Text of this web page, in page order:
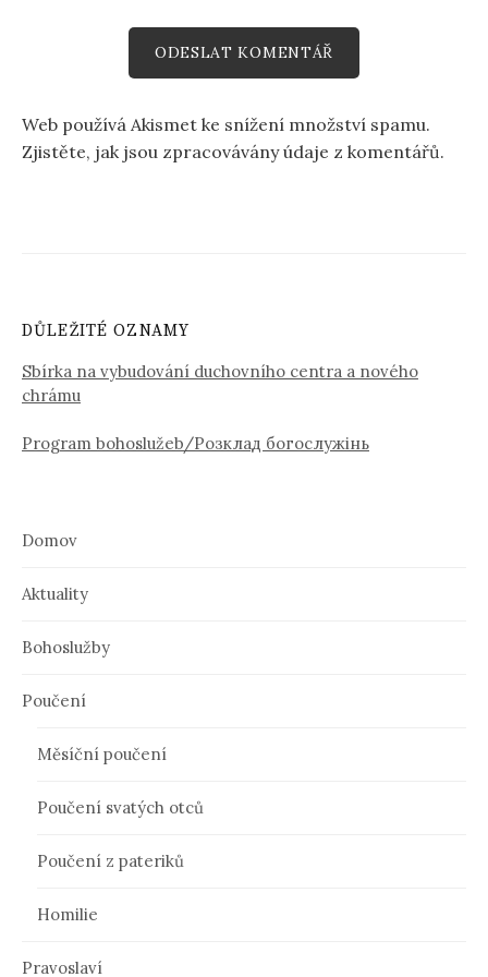
Web používá Akismet ke snížení množství spamu.
Zjistěte, jak jsou zpracovávány údaje z komentářů.
DŮLEŽITÉ OZNAMY
Sbírka na vybudování duchovního centra a nového
chrámu
Program bohoslužeb/Розклад богослужінь
Domov
Aktuality
Bohoslužby
Poučení
Měsíční poučení
Poučení svatých otců
Poučení z pateriků
Homilie
Pravoslaví